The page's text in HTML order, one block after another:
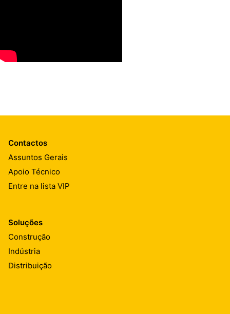
Contactos
Assuntos Gerais
Apoio Técnico
Entre na lista VIP
Soluções
Construção
Indústria
Distribuição